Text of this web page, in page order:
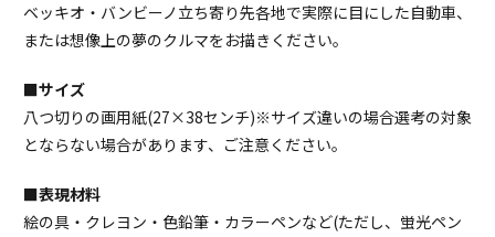
ベッキオ・バンビーノ立ち寄り先各地で実際に目にした自動車、
または想像上の夢のクルマをお描きください。
■サイズ
八つ切りの画用紙(27×38センチ)※サイズ違いの場合選考の対象
とならない場合があります、ご注意ください。
■表現材料
絵の具・クレヨン・色鉛筆・カラーペンなど(ただし、蛍光ペン